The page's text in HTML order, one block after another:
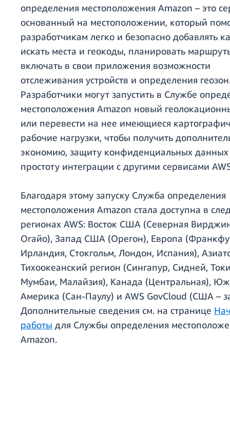
определения местоположения Amazon – это
основанный на местоположении, который
разработчикам легко и безопасно добавлять
искать места и геокоды, планировать
включать в свои приложения возможности
отслеживания устройств и определения
Разработчики могут запустить в Службе
местоположения Amazon новый
или перевести на нее имеющиеся
рабочие нагрузки, чтобы получить
экономию, защиту конфиденциальных
простоту интеграции с другими сервисами
Благодаря этому запуску Служба определения
местоположения Amazon стала доступна в
регионах AWS: Восток США (Северная
Огайо), Запад США (Орегон), Европа
Ирландия, Стокгольм, Лондон, Испания),
Тихоокеанский регион (Сингапур, Сидней,
Мумбаи, Малайзия), Канада (Центральная),
Америка (Сан-Паулу) и AWS GovCloud (США –
Дополнительные сведения см. на странице
работы для Службы определения
Amazon.